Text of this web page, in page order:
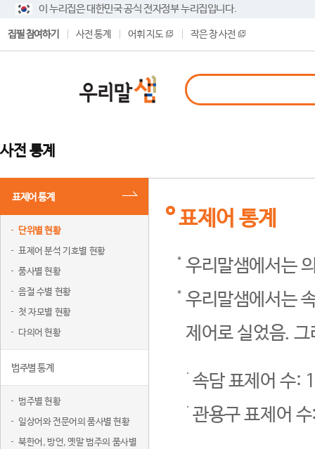
이 누리집은 대한민국 공식 전자정부 누리집입니다.
집필 참여하기 사전 통계 어휘 지도 작은 창 사전
사전 통계
표제어 통계
단위별 현황
표제어 분석 기호별 현황
품사별 현황
음절 수별 현황
첫 자모별 현황
다의어 현황
범주별 통계
범주별 현황
일상어와 전문어의 품사별 현황
북한어, 방언, 옛말 범주의 품사별
표제어 통계
우리말샘에서는
우리말샘에서는
제어로 실었음.
속담 표제어 수:
관용구 표제어